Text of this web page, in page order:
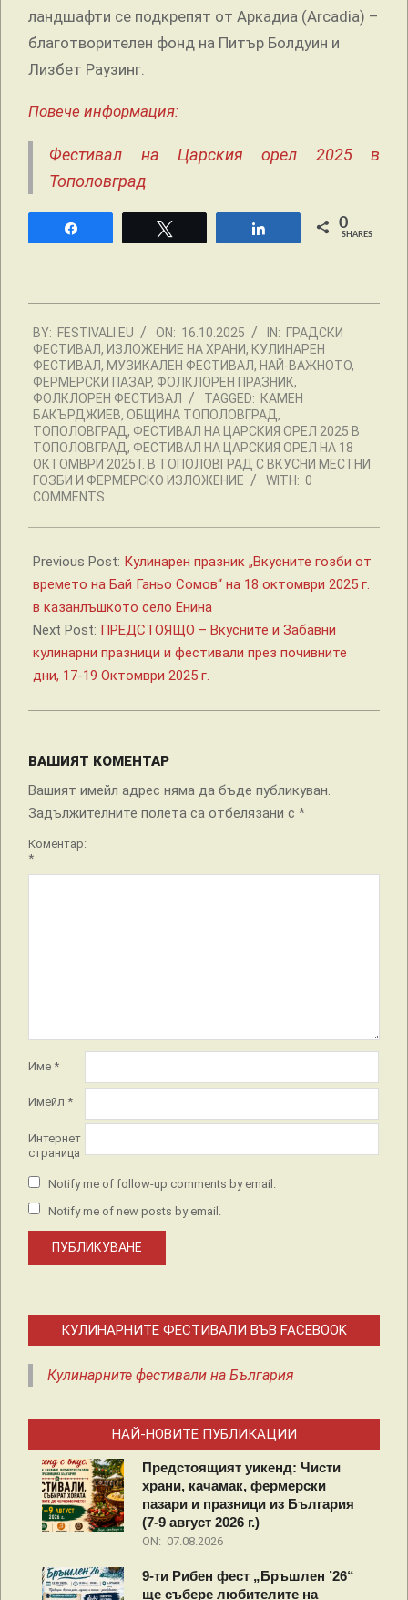
ландшафти се подкрепят от Аркадиа (Arcadia) –
благотворителен фонд на Питър Болдуин и
Лизбет Раузинг.
Повече информация:
Фестивал на Царския орел 2025 в
Тополовград
0
SHARES
10-
16
BY: FESTIVALI.EU ON: 16.10.2025 IN: ГРАДСКИ
ФЕСТИВАЛ, ИЗЛОЖЕНИЕ НА ХРАНИ, КУЛИНАРЕН
ФЕСТИВАЛ, МУЗИКАЛЕН ФЕСТИВАЛ, НАЙ-ВАЖНОТО,
ФЕРМЕРСКИ ПАЗАР, ФОЛКЛОРЕН ПРАЗНИК,
ФОЛКЛОРЕН ФЕСТИВАЛ
TAGGED: КАМЕН
БАКЪРДЖИЕВ, ОБЩИНА ТОПОЛОВГРАД,
ТОПОЛОВГРАД, ФЕСТИВАЛ НА ЦАРСКИЯ ОРЕЛ 2025 В
ТОПОЛОВГРАД, ФЕСТИВАЛ НА ЦАРСКИЯ ОРЕЛ НА 18
ОКТОМВРИ 2025 Г. В ТОПОЛОВГРАД С ВКУСНИ МЕСТНИ
ГОЗБИ И ФЕРМЕРСКО ИЗЛОЖЕНИЕ
WITH: 0
COMMENTS
Previous Post: Кулинарен празник „Вкусните гозби от
времето на Бай Ганьо Сомов“ на 18 октомври 2025 г.
в казанлъшкото село Енина
Next Post: ПРЕДСТОЯЩО – Вкусните и Забавни
кулинарни празници и фестивали през почивните
дни, 17-19 Октомври 2025 г.
ВАШИЯТ КОМЕНТАР
Вашият имейл адрес няма да бъде публикуван.
Задължителните полета са отбелязани с *
Коментар:
*
Име *
Имейл *
Интернет
страница
Notify me of follow-up comments by email.
Notify me of new posts by email.
КУЛИНАРНИТЕ ФЕСТИВАЛИ ВЪВ FACEBOOK
Кулинарните фестивали на България
НАЙ-НОВИТЕ ПУБЛИКАЦИИ
Предстоящият уикенд: Чисти
храни, качамак, фермерски
пазари и празници из България
(7-9 август 2026 г.)
ON: 07.08.2026
9-ти Рибен фест „Бръшлен ’26“
ще събере любителите на